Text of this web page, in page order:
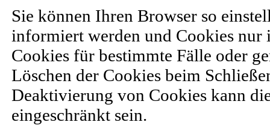
Sie können Ihren Browser so
informiert werden und Cookies
Cookies für bestimmte Fälle oder
Löschen der Cookies beim
Deaktivierung von Cookies kann
eingeschränkt sein.